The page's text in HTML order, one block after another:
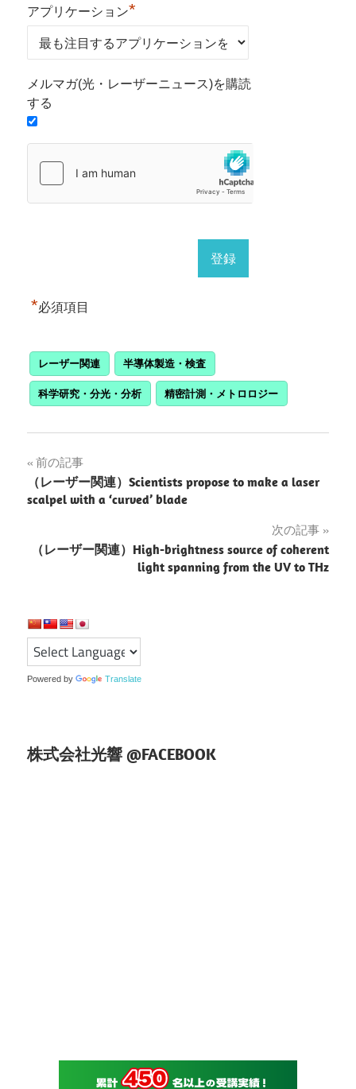
アプリケーション*
メルマガ(光・レーザーニュース)を購読
する
*必須項目
レーザー関連
半導体製造・検査
科学研究・分光・分析
精密計測・メトロロジー
投
稿
ビ
ー
シ
ョ
前の記事
（レーザー関連）Scientists propose to make a laser
scalpel with a ‘curved’ blade
次の記事
（レーザー関連）High-brightness source of coherent
light spanning from the UV to THz
Powered by Translate
株式会社光響 @FACEBOOK